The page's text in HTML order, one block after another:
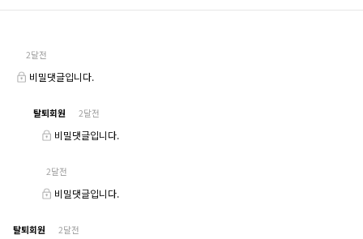
2달전
비밀댓글입니다.
탈퇴회원 2달전
비밀댓글입니다.
2달전
비밀댓글입니다.
탈퇴회원 2달전